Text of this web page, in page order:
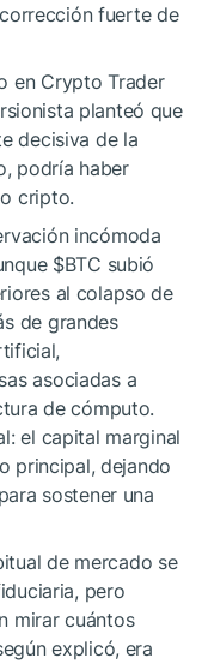
fuerte de
en Crypto Trader
planteó que
decisiva de la
podría haber
cripto.
incómoda
$BTC subió
al colapso de
de grandes
asociadas a
de cómputo.
el capital marginal
principal, dejando
sostener una
de mercado se
pero
mirar cuántos
explicó, era